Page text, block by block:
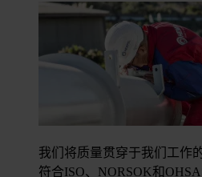
我们将质量贯穿于我们工作
符合ISO、NORSOK和